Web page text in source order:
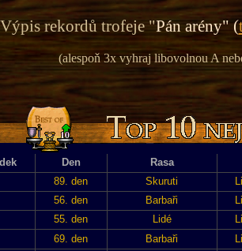
Výpis rekordů trofeje "Pán arény" (
(alespoň 3x vyhraj libovolnou A
Den Rasa
89. den
Skuruti
56. den
Barbaři
55. den
Lidé
69. den
Barbaři